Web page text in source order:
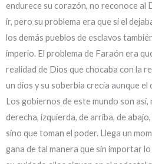
endurece su corazón, no reconoce al
ir, pero su problema era que si el
los demás pueblos de esclavos
imperio. El problema de Faraón era
realidad de Dios que chocaba con la
un dios y su soberbia crecía aunque
Los gobiernos de este mundo son
derecha, izquierda, de arriba, de
sino que toman el poder. Llega un
gana de tal manera que sin importar